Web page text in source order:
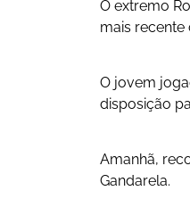
O extremo
mais
O jovem
disposição
Amanhã,
Gandarela.